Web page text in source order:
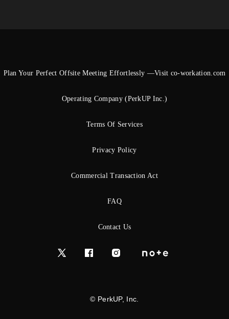
Plan Your Perfect Offsite Meeting Effortlessly —Visit co-workation.com
Operating Company (PerkUP Inc.)
Terms Of Services
Privacy Policy
Commercial Transaction Act
FAQ
Contact Us
© PerkUP, Inc.